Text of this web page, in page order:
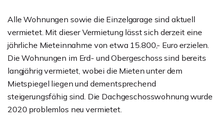
Alle Wohnungen sowie die Einzelgarage sind aktuell
vermietet. Mit dieser Vermietung lässt sich derzeit eine
jährliche Mieteinnahme von etwa 15.800,- Euro erzielen.
Die Wohnungen im Erd- und Obergeschoss sind bereits
langjährig vermietet, wobei die Mieten unter dem
Mietspiegel liegen und dementsprechend
steigerungsfähig sind. Die Dachgeschosswohnung wurde
2020 problemlos neu vermietet.